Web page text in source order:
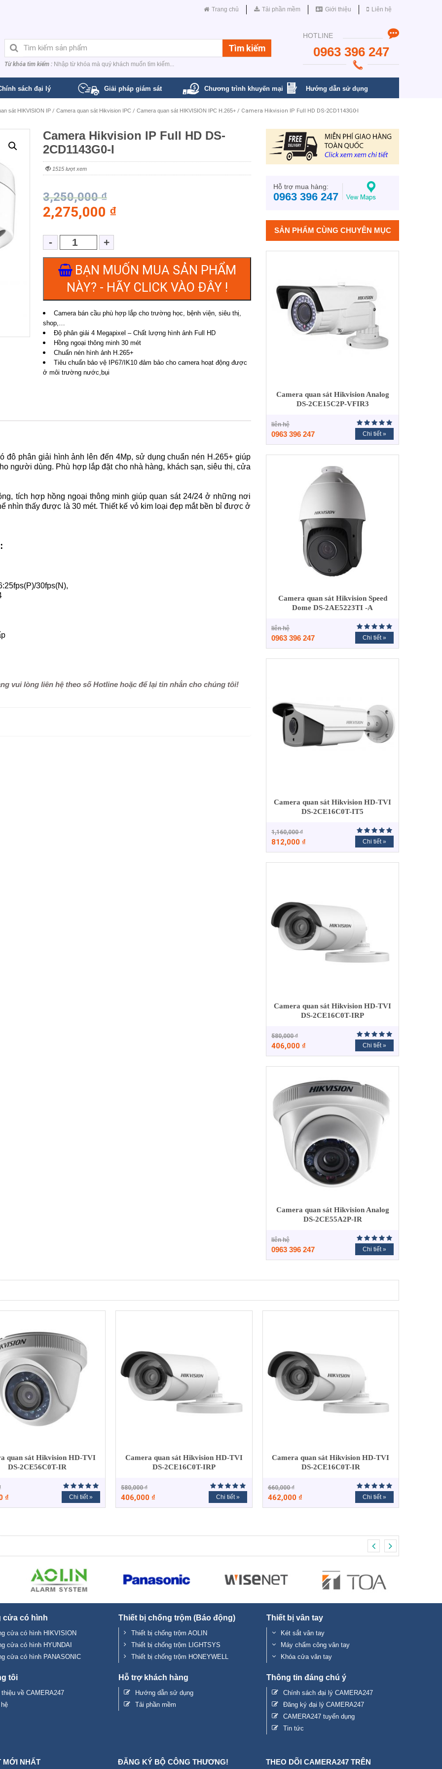
Trang chủ Tải phần mềm Giới thiệu Liên hệ
Từ khóa tìm kiếm : Nhập từ khóa mà quý khách muốn tìm kiếm...
HOTLINE
0963 396 247
sách đại lý Giải pháp giám sát Chương trình khuyến mại Hướng dẫn sử dụng
sát HIKVISION IP / Camera quan sát Hikvision IPC / Camera quan sát HIKVISION IPC H.265+ / Camera Hikvision IP Full HD DS-2CD1143G0-I
Camera Hikvision IP Full HD DS-
2CD1143G0-I
1515 lượt xem
3,250,000₫
2,275,000 ₫
BẠN MUỐN MUA SẢN PHẨM
NÀY? - HÃY CLICK VÀO ĐÂY !
Camera bán cầu phù hợp lắp cho trường học, bệnh viện, siêu thị,
shop,…
Độ phân giải 4 Megapixel – Chất lượng hình ảnh Full HD
Hồng ngoại thông minh 30 mét
Chuẩn nén hình ảnh H.265+
Tiêu chuẩn bảo vệ IP67/IK10 đảm bảo cho camera hoạt động được
ở môi trường nước,bụi
đô phân giải hình ảnh lên đến 4Mp, sử dụng chuẩn nén H.265+ giúp
người dùng. Phù hợp lắp đặt cho nhà hàng, khách sạn, siêu thị, cửa
tích hợp hồng ngoại thông minh giúp quan sát 24/24 ở những nơi
nhìn thấy được là 30 mét. Thiết kế vỏ kim loại đẹp mắt bền bỉ được ở
30fps(N),
vui lòng liên hệ theo số Hotline hoặc để lại tin nhắn cho chúng tôi!
Hỗ trợ mua hàng:
0963 396 247
SẢN PHẨM CÙNG CHUYÊN MỤC
Camera quan sát Hikvision Analog
DS-2CE15C2P-VFIR3
liên hệ
0963 396 247 Chi tiết »
Camera quan sát Hikvision Speed
Dome DS-2AE5223TI -A
liên hệ
0963 396 247 Chi tiết »
Camera quan sát Hikvision HD-TVI
DS-2CE16C0T-IT5
1,160,000₫
812,000 ₫ Chi tiết »
Camera quan sát Hikvision HD-TVI
DS-2CE16C0T-IRP
580,000₫
406,000 ₫ Chi tiết »
Camera quan sát Hikvision Analog
DS-2CE55A2P-IR
liên hệ
0963 396 247 Chi tiết »
quan sát Hikvision HD-TVI
DS-2CE56C0T-IR
₫ Chi tiết »
Camera quan sát Hikvision HD-TVI
DS-2CE16C0T-IRP
580,000₫
406,000 ₫ Chi tiết »
Camera quan sát Hikvision HD-TVI
DS-2CE16C0T-IR
660,000₫
462,000 ₫ Chi tiết »
cửa có hình
cửa có hình HIKVISION
cửa có hình HYUNDAI
cửa có hình PANASONIC
Thiết bị chống trộm (Báo động)
Thiết bị chống trộm AOLIN
Thiết bị chống trộm LIGHTSYS
Thiết bị chống trộm HONEYWELL
Thiết bị vân tay
Két sắt vân tay
Máy chấm công vân tay
Khóa cửa vân tay
tôi
về CAMERA247
hệ
Hỗ trợ khách hàng
Hướng dẫn sử dụng
Tải phần mềm
Thông tin đáng chú ý
Chính sách đại lý CAMERA247
Đăng ký đại lý CAMERA247
CAMERA247 tuyển dụng
Tin tức
MỚI NHẤT ĐĂNG KÝ BỘ CÔNG THƯƠNG!
THEO DÕI CAMERA247 TRÊN